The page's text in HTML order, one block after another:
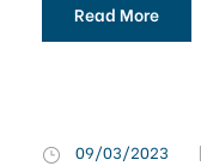
Read More
09/03/2023